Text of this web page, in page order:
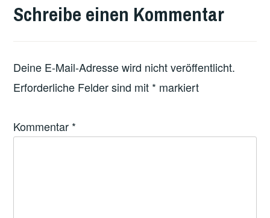
FEATURED
Schreibe einen Kommentar
Deine E-Mail-Adresse wird nicht veröffentlicht.
Erforderliche Felder sind mit * markiert
Kommentar *